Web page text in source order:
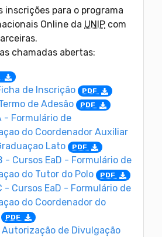
inscrições para o programa
Online da UNIP com
chamadas abertas:
de Inscrição PDF
de Adesão PDF
- Formulário de
do Coordenador Auxiliar
Lato
PDF
- Cursos EaD - Formulário de
do Tutor do Polo
PDF
- Cursos EaD - Formulário de
do Coordenador do
PDF
de Divulgação